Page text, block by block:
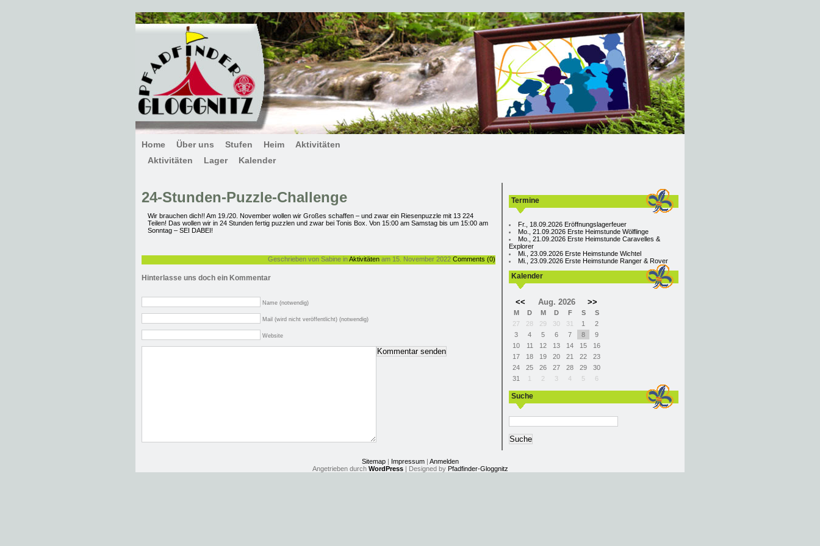
Home Über uns Stufen Heim
Aktivitäten
Aktivitäten
Lager Kalender
24-Stunden-Puzzle-Challenge
Wir brauchen dich!! Am 19./20. November wollen wir Großes schaffen – und zwar ein Riesenpuzzle mit 13 224
Teilen! Das wollen wir in 24 Stunden fertig puzzlen und zwar bei Tonis Box. Von 15:00 am Samstag bis um 15:00 am
Sonntag – SEI DABEI!
Geschrieben von Sabine inAktivitäten am 15. November 2022 Comments (0)
Hinterlasse uns doch ein Kommentar
Name (notwendig)
Mail (wird nicht veröffentlicht) (notwendig)
Website
Termine
Fr., 18.09.2026 Eröffnungslagerfeuer
Mo., 21.09.2026 Erste Heimstunde Wölflinge
Mo., 21.09.2026 Erste Heimstunde Caravelles &
Explorer
Mi., 23.09.2026 Erste Heimstunde Wichtel
Mi., 23.09.2026 Erste Heimstunde Ranger & Rover
Kalender
<< Aug. 2026 >>
M D M D F S
S
27
28 29 30 31 1
2
3
4 5 6 7 8
9
10
11 12 13 14 15
16
17
18 19 20 21 22
23
24
25 26 27 28 29
30
31
1 2 3 4 5 6
Suche
Sitemap| Impressum| Anmelden
Angetrieben durch WordPress| Designed by Pfadfinder-Gloggnitz